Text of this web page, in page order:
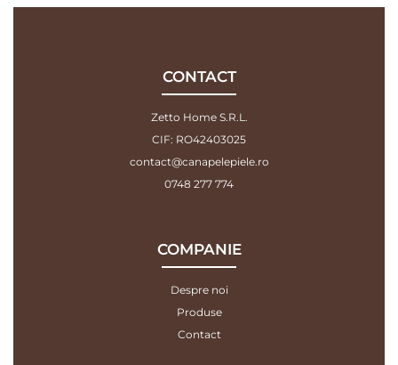
CONTACT
Zetto Home S.R.L.
CIF: RO42403025
contact@canapelepiele.ro
0748 277 774
COMPANIE
Despre noi
Produse
Contact